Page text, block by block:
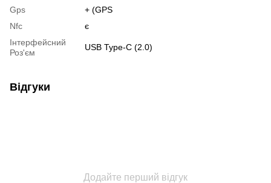
Gps
+ (GPS
Nfc
є
Інтерфейсний
Роз'єм
USB Type-C (2.0)
Відгуки
Додайте перший відгук